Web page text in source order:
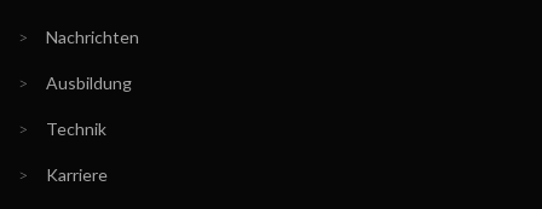
> Nachrichten
> Ausbildung
> Technik
> Karriere